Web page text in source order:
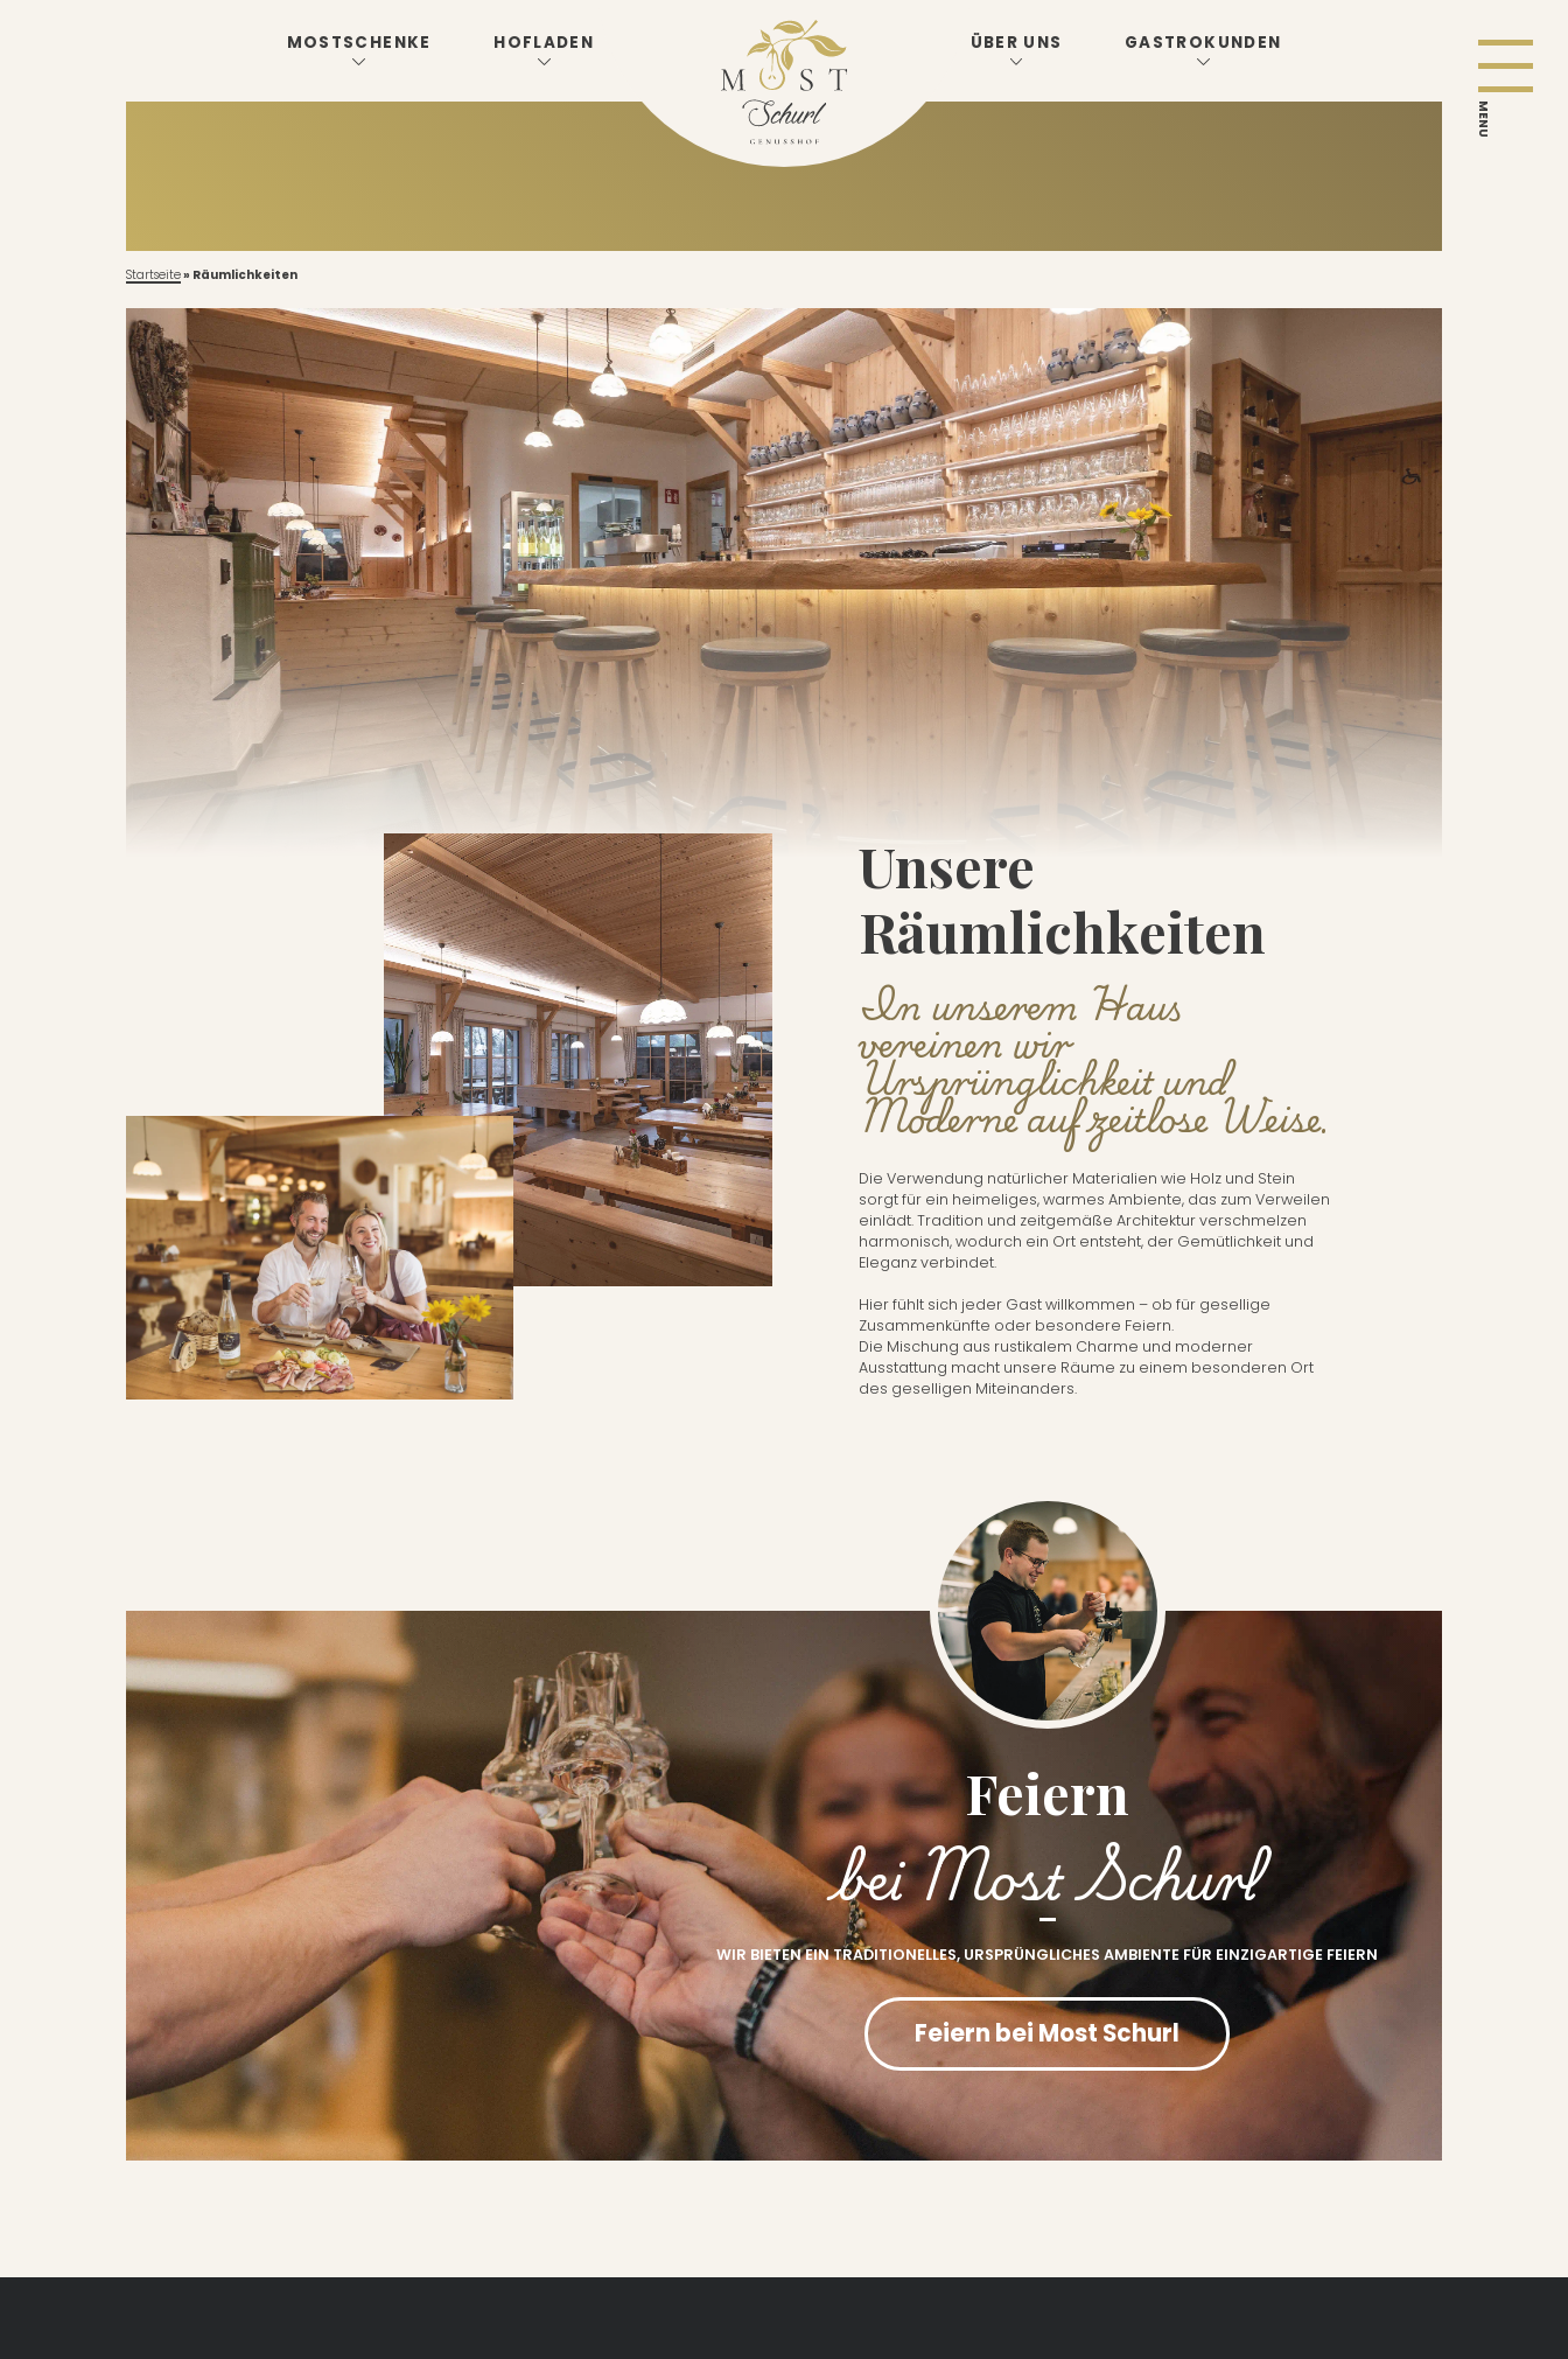
MENU
MOSTSCHENKE HOFLADEN ÜBER UNS GASTROKUNDEN
Mostschenke
Startseite» Räumlichkeiten
Unsere
Räumlichkeiten
In unserem Haus
vereinen wir
Ursprünglichkeit und
Moderne auf zeitlose Weise.
Die Verwendung natürlicher Materialien wie Holz und Stein
sorgt für ein heimeliges, warmes Ambiente, das zum Verweilen
einlädt. Tradition und zeitgemäße Architektur verschmelzen
harmonisch, wodurch ein Ort entsteht, der Gemütlichkeit und
Eleganz verbindet.
Hier fühlt sich jeder Gast willkommen – ob für gesellige
Zusammenkünfte oder besondere Feiern.
Die Mischung aus rustikalem Charme und moderner
Ausstattung macht unsere Räume zu einem besonderen Ort
des geselligen Miteinanders.
Feiern
bei Most Schurl
WIR BIETEN EIN TRADITIONELLES, URSPRÜNGLICHES AMBIENTE FÜR EINZIGARTIGE FEIERN
Feiern bei Most Schurl